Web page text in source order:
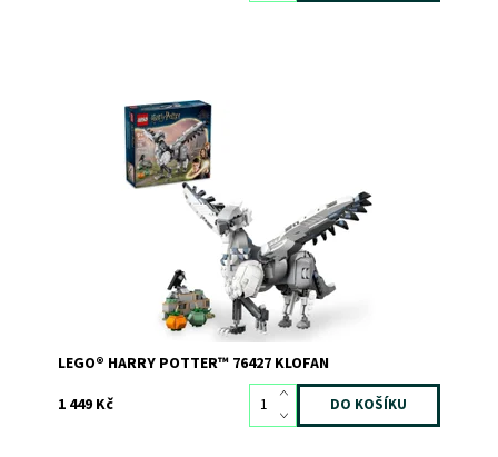
Hravá výstavní stavebnice LEGO® Harry Potter™ Klofan
Dostupnost:
Skladem
12066
LEGO
LEGO® HARRY POTTER™ 76427 KLOFAN
1 449 Kč